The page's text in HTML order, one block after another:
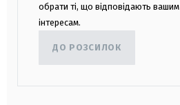
обрати ті, що відповідають вашим
інтересам.
ДО РОЗСИЛОК